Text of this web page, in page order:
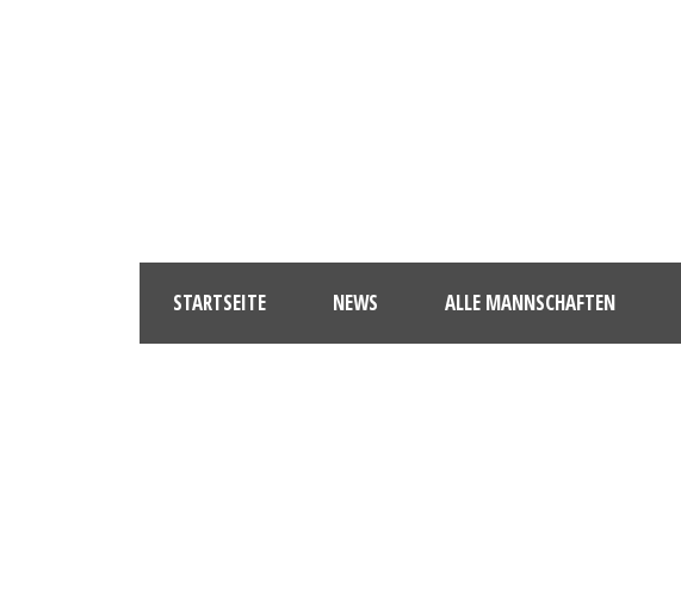
STARTSEITE NEWS ALLE MANNSCHAFTEN